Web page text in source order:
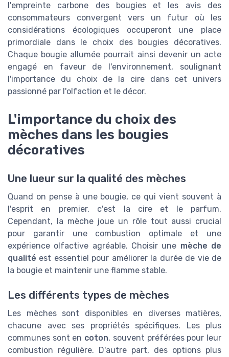
l'empreinte carbone des bougies et les avis des
consommateurs convergent vers un futur où les
considérations écologiques occuperont une place
primordiale dans le choix des bougies décoratives.
Chaque bougie allumée pourrait ainsi devenir un acte
engagé en faveur de l'environnement, soulignant
l'importance du choix de la cire dans cet univers
passionné par l'olfaction et le décor.
L'importance du choix des
mèches dans les bougies
décoratives
Une lueur sur la qualité des mèches
Quand on pense à une bougie, ce qui vient souvent à
l'esprit en premier, c'est la cire et le parfum.
Cependant, la mèche joue un rôle tout aussi crucial
pour garantir une combustion optimale et une
expérience olfactive agréable. Choisir une mèche de
qualité est essentiel pour améliorer la durée de vie de
la bougie et maintenir une flamme stable.
Les différents types de mèches
Les mèches sont disponibles en diverses matières,
chacune avec ses propriétés spécifiques. Les plus
communes sont en coton, souvent préférées pour leur
combustion régulière. D'autre part, des options plus